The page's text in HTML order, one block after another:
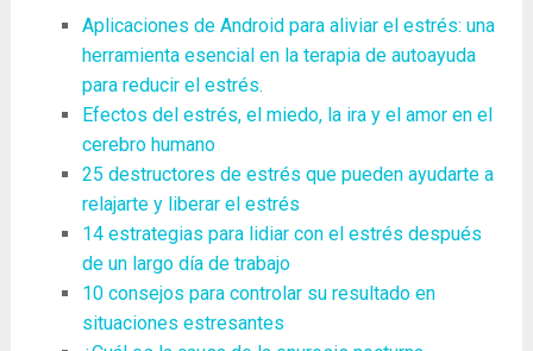
Aplicaciones de Android para aliviar el estrés: una
herramienta esencial en la terapia de autoayuda
para reducir el estrés.
Efectos del estrés, el miedo, la ira y el amor en el
cerebro humano
25 destructores de estrés que pueden ayudarte a
relajarte y liberar el estrés
14 estrategias para lidiar con el estrés después
de un largo día de trabajo
10 consejos para controlar su resultado en
situaciones estresantes